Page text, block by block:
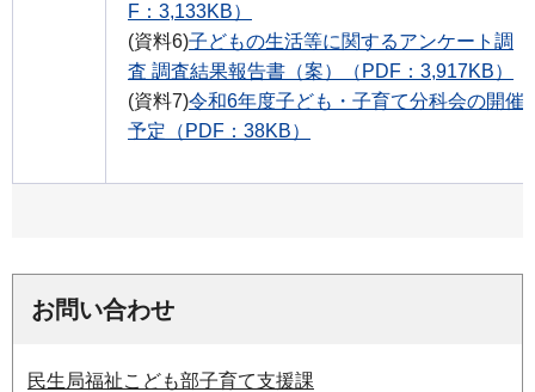
F：3,133KB）
(資料6)子どもの生活等に関するアンケート調
査 調査結果報告書（案）（PDF：3,917KB）
(資料7)令和6年度子ども・子育て分科会の開催
予定（PDF：38KB）
お問い合わせ
民生局福祉こども部子育て支援課